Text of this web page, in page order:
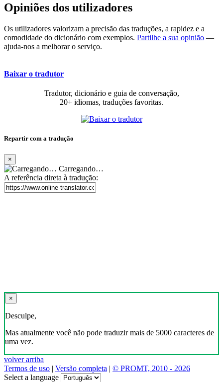
Opiniões dos utilizadores
Os utilizadores valorizam a precisão das traduções, a rapidez e a
comodidade do dicionário com exemplos. Partilhe a sua opinião —
ajuda-nos a melhorar o serviço.
Baixar o tradutor
Tradutor, dicionário e guia de conversação,
20+ idiomas, traduções favoritas.
Repartir com a tradução
×
Carregando…
A referência direta à tradução:
×
Desculpe,
Mas atualmente você não pode traduzir mais de 5000 caracteres de
uma vez.
volver arriba
Termos de uso | Versão completa | © PROMT, 2010 - 2026
Select a language